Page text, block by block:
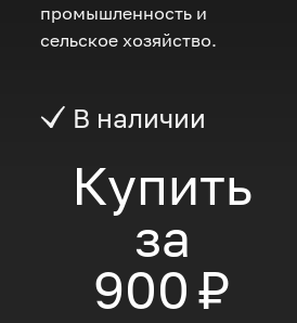
промышленность и
сельское хозяйство.
В наличии
Купить
за
900 ₽